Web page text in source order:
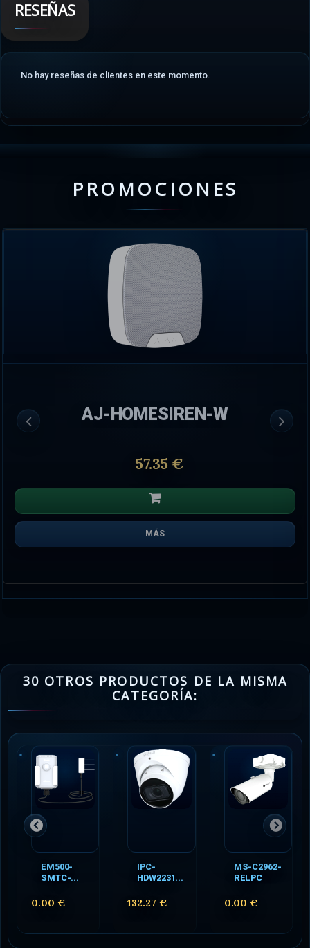
RESEÑAS
No hay reseñas de clientes en este momento.
PROMOCIONES
AJ-HOMESIREN-W
57.35 €
MÁS
30 OTROS PRODUCTOS DE LA MISMA
CATEGORÍA:
EM500-
SMTC-...
0.00 €
IPC-
HDW2231...
132.27 €
MS-C2962-
RELPC
0.00 €